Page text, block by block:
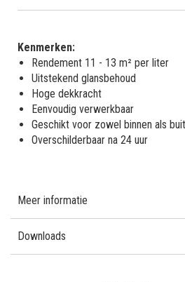
Kenmerken:
Rendement 11 - 13 m² per liter
Uitstekend glansbehoud
Hoge dekkracht
Eenvoudig verwerkbaar
Geschikt voor zowel binnen als
Overschilderbaar na 24 uur
Meer informatie
Downloads